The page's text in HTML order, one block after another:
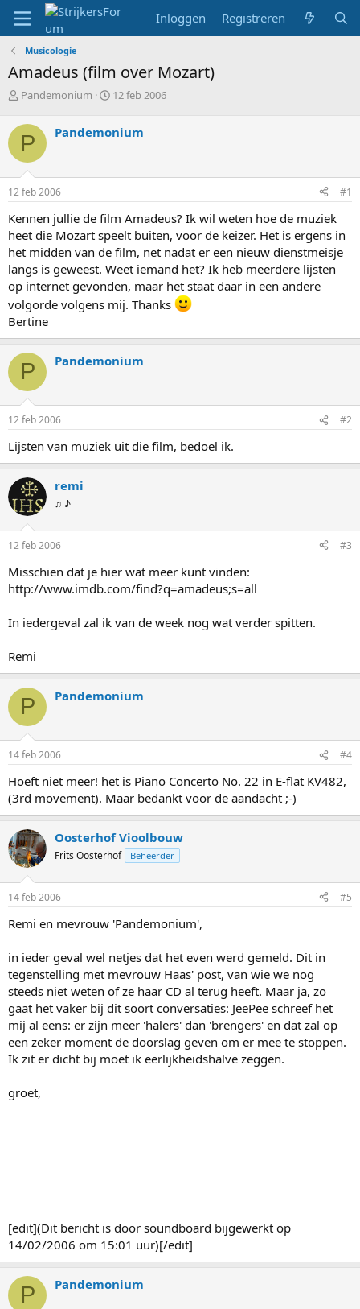
Inloggen Registreren
Musicologie
Amadeus (film over Mozart)
T
p
i
c
s
t
a
t
e
r
Pandemonium
S
r
a
m
12 feb 2006
P Pandemonium
12 feb 2006 #1
Kennen jullie de film Amadeus? Ik wil weten hoe de muziek
heet die Mozart speelt buiten, voor de keizer. Het is ergens in
het midden van de film, net nadat er een nieuw dienstmeisje
langs is geweest. Weet iemand het? Ik heb meerdere lijsten
op internet gevonden, maar het staat daar in een andere
volgorde volgens mij. Thanks
Bertine
P Pandemonium
12 feb 2006 #2
Lijsten van muziek uit die film, bedoel ik.
remi
♫ ♪
12 feb 2006 #3
Misschien dat je hier wat meer kunt vinden:
http://www.imdb.com/find?q=amadeus;s=all
In iedergeval zal ik van de week nog wat verder spitten.
Remi
P Pandemonium
14 feb 2006 #4
Hoeft niet meer! het is Piano Concerto No. 22 in E-flat KV482,
(3rd movement). Maar bedankt voor de aandacht ;-)
Oosterhof Vioolbouw
Frits Oosterhof Beheerder
14 feb 2006 #5
Remi en mevrouw 'Pandemonium',
in ieder geval wel netjes dat het even werd gemeld. Dit in
tegenstelling met mevrouw Haas' post, van wie we nog
steeds niet weten of ze haar CD al terug heeft. Maar ja, zo
gaat het vaker bij dit soort conversaties: JeePee schreef het
mij al eens: er zijn meer 'halers' dan 'brengers' en dat zal op
een zeker moment de doorslag geven om er mee te stoppen.
Ik zit er dicht bij moet ik eerlijkheidshalve zeggen.
groet,
[edit](Dit bericht is door soundboard bijgewerkt op
14/02/2006 om 15:01 uur)[/edit]
P Pandemonium